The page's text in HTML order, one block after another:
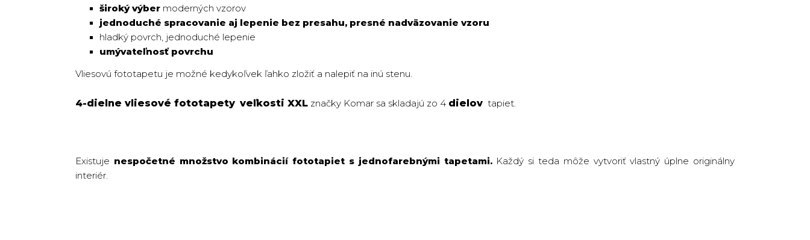
široký výber moderných vzorov
jednoduché spracovanie aj lepenie bez presahu, presné nadväzovanie vzoru
hladký povrch, jednoduché lepenie
umývateľnosť povrchu
Vliesovú fototapetu je možné kedykoľvek ľahko zložiť a nalepiť na inú stenu.
4-dielne vliesové fototapety veľkosti XXL značky Komar sa skladajú zo 4 dielov tapiet.
Existuje nespočetné množstvo kombinácií fototapiet s jednofarebnými tapetami.Každý si teda môže vytvoriť vlastný úplne originálny
interiér.